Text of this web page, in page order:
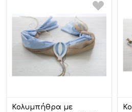
Κολυμπήθρα με